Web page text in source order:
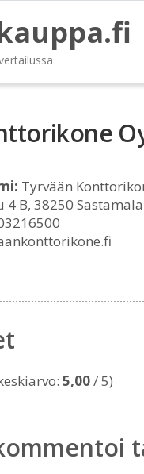
Tyrvään
4 B, 38250 Sastamala
5,00/ 5)